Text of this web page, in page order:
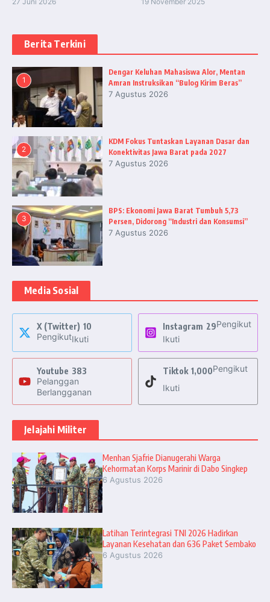
Berita Terkini
1
Dengar Keluhan Mahasiswa Alor, Mentan
Amran Instruksikan “Bulog Kirim Beras”
7 Agustus 2026
2
KDM Fokus Tuntaskan Layanan Dasar dan
Konektivitas Jawa Barat pada 2027
7 Agustus 2026
3
BPS: Ekonomi Jawa Barat Tumbuh 5,73
Persen, Didorong “Industri dan Konsumsi”
7 Agustus 2026
Media Sosial
X (Twitter) 10
PengikutIkuti
Instagram 29Pengikut
Ikuti
Youtube 383
Pelanggan
Berlangganan
Tiktok 1,000Pengikut
Ikuti
Jelajahi Militer
Menhan Sjafrie Dianugerahi Warga
Kehormatan Korps Marinir di Dabo Singkep
6 Agustus 2026
Latihan Terintegrasi TNI 2026 Hadirkan
Layanan Kesehatan dan 636 Paket Sembako
6 Agustus 2026